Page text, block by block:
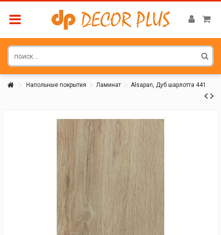
Напольные покрытия Ламинат Alsapan, Дуб шарлотта 441